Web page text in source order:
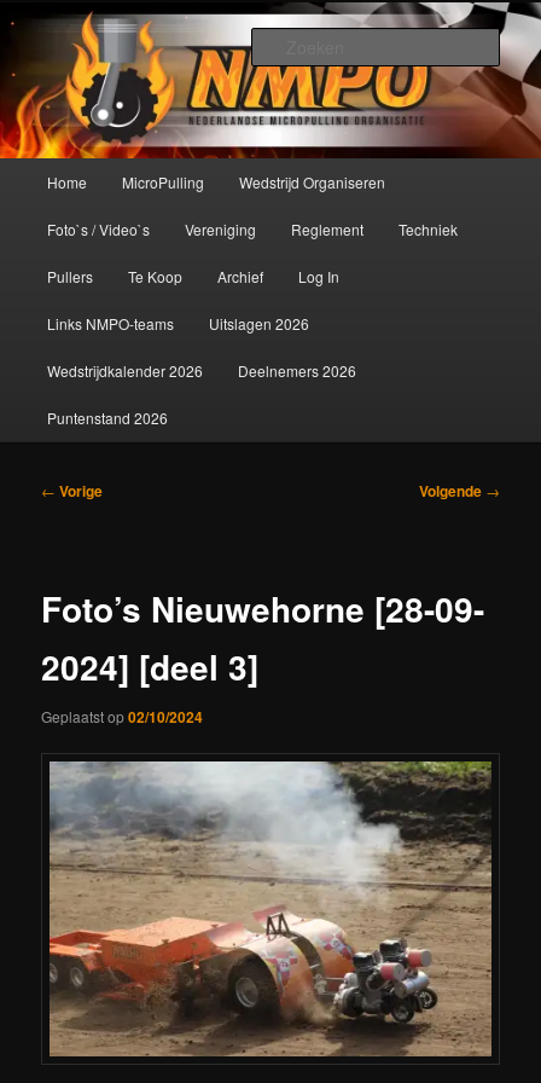
primaire
inhoudNederlandse MicroPulling
Organisatie
De meest krachtige modelbouwsport ter wereld!
Home MicroPulling Wedstrijd Organiseren
Foto`s / Video`s Vereniging Reglement Techniek
Pullers Te Koop Archief Log In
Links NMPO-teams Uitslagen 2026
Wedstrijdkalender 2026 Deelnemers 2026
Puntenstand 2026
Bericht
← Vorige Volgende →
Foto’s Nieuwehorne [28-09-
2024] [deel 3]
Geplaatst op02/10/2024